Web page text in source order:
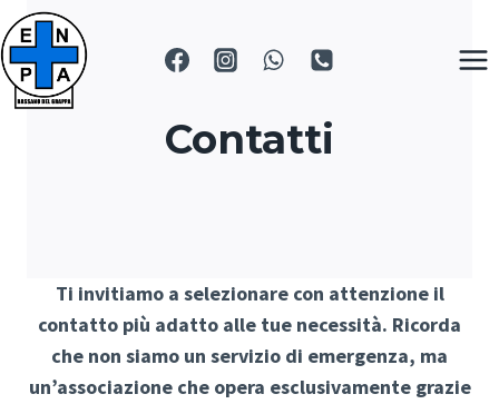
Salta
al
contenuto
Contatti
Ti invitiamo a selezionare con attenzione il
contatto più adatto alle tue necessità. Ricorda
che non siamo un servizio di emergenza, ma
un’associazione che opera esclusivamente grazie